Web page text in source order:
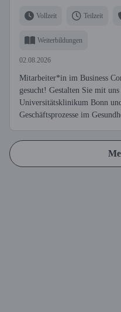
Vollzeit Teilzeit
Weiterbildungen
02.08.2026
Mitarbeiter*in im Business
gesucht! Gestalten Sie mit
Universitätsklinikum Bonn
Geschäftsprozesse im